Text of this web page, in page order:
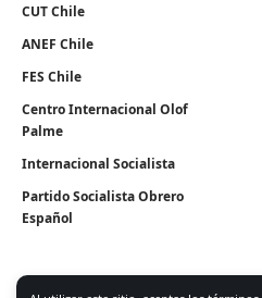
CUT Chile
ANEF Chile
FES Chile
Centro Internacional Olof
Palme
Internacional Socialista
Partido Socialista Obrero
Español